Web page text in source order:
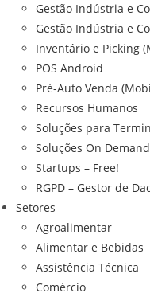
Gestão Indústria e
Gestão Indústria e
Inventário e Picking
POS Android
Pré-Auto Venda
Recursos Humanos
Soluções para
Soluções On Demand
Startups – Free!
RGPD – Gestor de
Setores
Agroalimentar
Alimentar e Bebidas
Assistência Técnica
Comércio